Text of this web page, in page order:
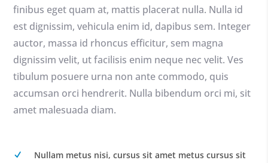
finibus eget quam at, mattis placerat nulla. Nulla id
est dignissim, vehicula enim id, dapibus sem. Integer
auctor, massa id rhoncus efficitur, sem magna
dignissim velit, ut facilisis enim neque nec velit. Ves
tibulum posuere urna non ante commodo, quis
accumsan orci hendrerit. Nulla bibendum orci mi, sit
amet malesuada diam.
Nullam metus nisi, cursus sit amet metus cursus sit